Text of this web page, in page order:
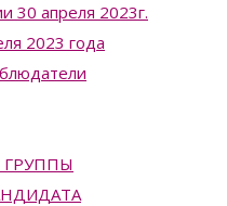
30 апреля 2023г.
2023 года